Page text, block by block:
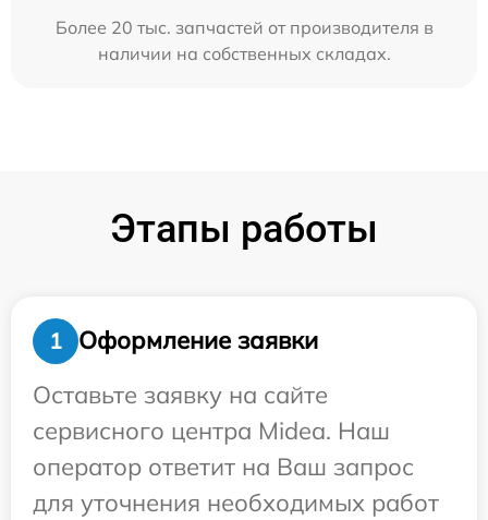
Более 20 тыс. запчастей от производителя в
наличии на собственных складах.
Этапы работы
1
Оформление заявки
Оставьте заявку на сайте
сервисного центра Midea. Наш
оператор ответит на Ваш запрос
для уточнения необходимых работ